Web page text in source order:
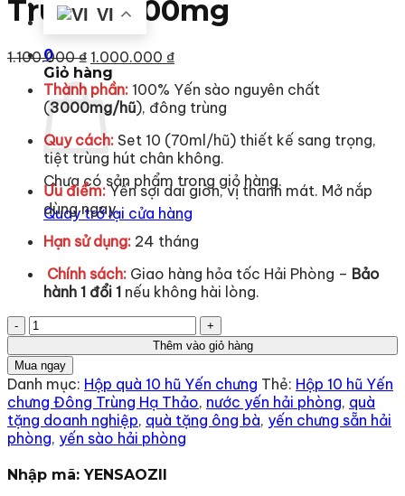
Liên hệ
VI
0
Giỏ hàng
Chưa có sản phẩm trong giỏ hàng.
Quay trở lại cửa hàng
Trùng 3000mg
1.100.000₫ Giá
gốc
là:
1.100.000 ₫.
1.000.000 ₫Giá
tại
là:
Thành phần: 100% Yến sào nguyên chất
(3000mg/hũ), đông trùng
Quy cách: Set 10 (70ml/hũ) thiết kế sang trọng,
tiệt trùng hút chân không.
Ưu điểm:Yến sợi dai giòn, vị thanh mát. Mở nắp
dùng ngay.
Hạn sử dụng: 24 tháng
Chính sách: Giao hàng hỏa tốc Hải Phòng – Bảo
hành 1 đổi 1 nếu không hài lòng.
Hộp
quà
10
Hũ
Yến
Đông
Trùng
3000mg
số
lượng
Thêm vào giỏ hàng
Mua ngay
Danh mục: Hộp quà 10 hũ Yến chưng Thẻ: Hộp 10 hũ Yến
chưng Đông Trùng Hạ Thảo, nước yến hải phòng, quà
tặng doanh nghiệp, quà tặng ông bà, yến chưng sẵn hải
phòng, yến sào hải phòng
Nhập mã: YENSAOZII